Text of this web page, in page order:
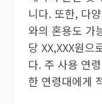
니다. 또한, 다
와의 혼용도 가
당 XX,XXX원으
다. 주 사용 연
한 연령대에게